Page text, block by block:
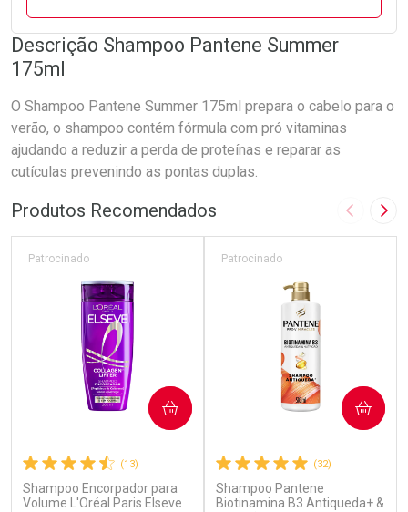
Descrição Shampoo Pantene Summer
175ml
O Shampoo Pantene Summer 175ml prepara o cabelo para o
verão, o shampoo contém fórmula com pró vitaminas
ajudando a reduzir a perda de proteínas e reparar as
cutículas prevenindo as pontas duplas.
Produtos Recomendados Imagem
(13)
Shampoo Encorpador para
Volume L'Oréal Paris Elseve
Patrocinado
COMPRAR
(32)
Shampoo Pantene
Biotinamina B3 Antiqueda+ &
Patrocinado
COMPRAR